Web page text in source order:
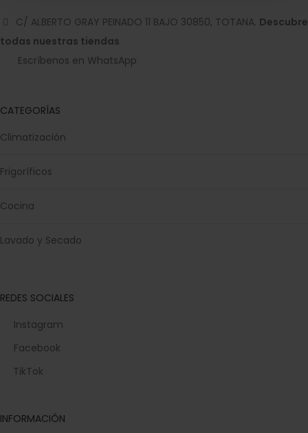
C/ ALBERTO GRAY PEINADO 11 BAJO 30850, TOTANA. Descubre
todas nuestras tiendas
Escríbenos en WhatsApp
CATEGORÍAS
Climatización
Frigoríficos
Cocina
Lavado y Secado
REDES SOCIALES
Instagram
Facebook
TikTok
INFORMACIÓN